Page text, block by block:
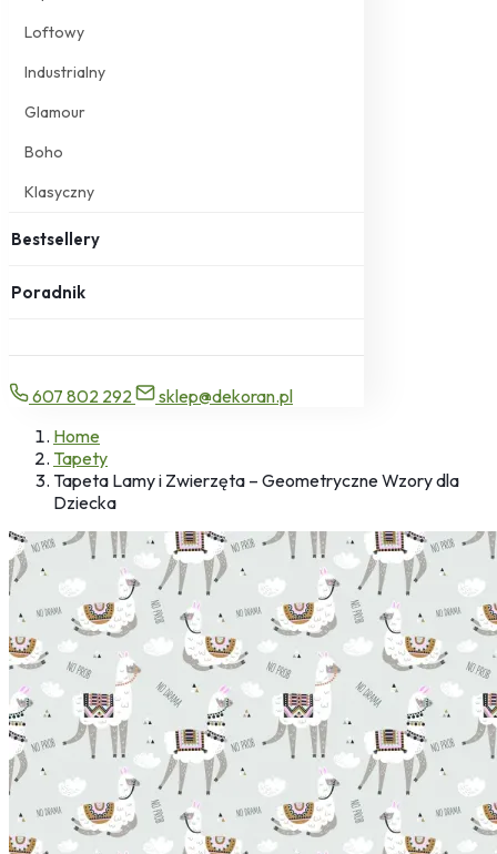
Loftowy
Industrialny
Glamour
Boho
Klasyczny
Bestsellery
Poradnik
607 802 292
sklep@dekoran.pl
Home
Tapety
Tapeta Lamy i Zwierzęta – Geometryczne Wzory dla
Dziecka